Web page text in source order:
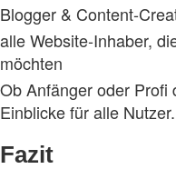
Blogger &
alle Website‑Inhaber,
möchten
Ob Anfänger oder Profi
Einblicke für alle Nutzer.
Fazit